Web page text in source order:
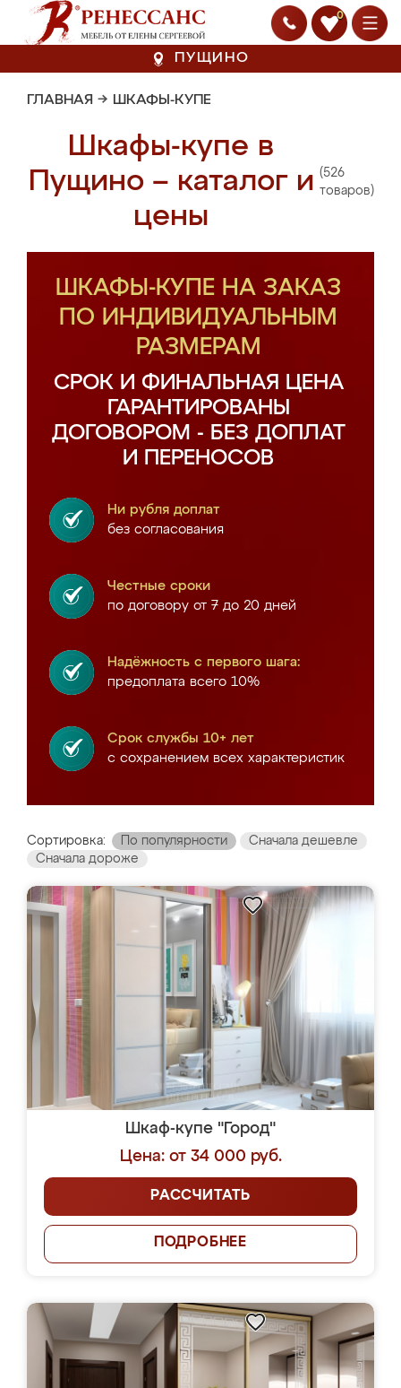
0
ПУЩИНО
ГЛАВНАЯ → ШКАФЫ-КУПЕ
Шкафы-купе в
Пущино – каталог и
цены
(526
товаров)
ШКАФЫ-КУПЕ НА ЗАКАЗ
ПО ИНДИВИДУАЛЬНЫМ
РАЗМЕРАМ
СРОК И ФИНАЛЬНАЯ ЦЕНА
ГАРАНТИРОВАНЫ
ДОГОВОРОМ - БЕЗ ДОПЛАТ
И ПЕРЕНОСОВ
Ни рубля доплат
без согласования
Честные сроки
по договору от 7 до 20 дней
Надёжность с первого шага:
предоплата всего 10%
Срок службы 10+ лет
с сохранением всех характеристик
Сортировка: По популярности
Сначала дешевле
Сначала дороже
Шкаф-купе "Город"
Цена: от 34 000 руб.
РАССЧИТАТЬ
ПОДРОБНЕЕ